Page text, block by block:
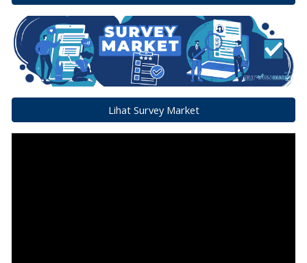
Lihat Survey Market